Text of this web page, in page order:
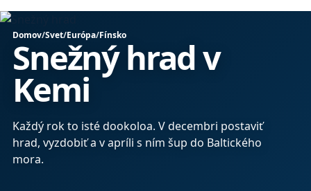
Domov/Svet/Európa/Fínsko
Snežný hrad v
Kemi
Každý rok to isté dookoloa. V decembri postaviť
hrad, vyzdobiť a v apríli s ním šup do Baltického
mora.